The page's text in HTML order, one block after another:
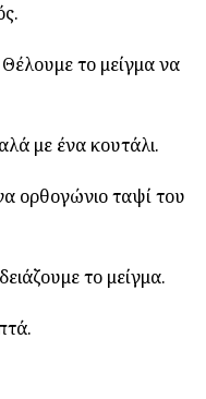
το μείγμα να
με ένα κουτάλι.
ορθογώνιο ταψί του
το μείγμα.